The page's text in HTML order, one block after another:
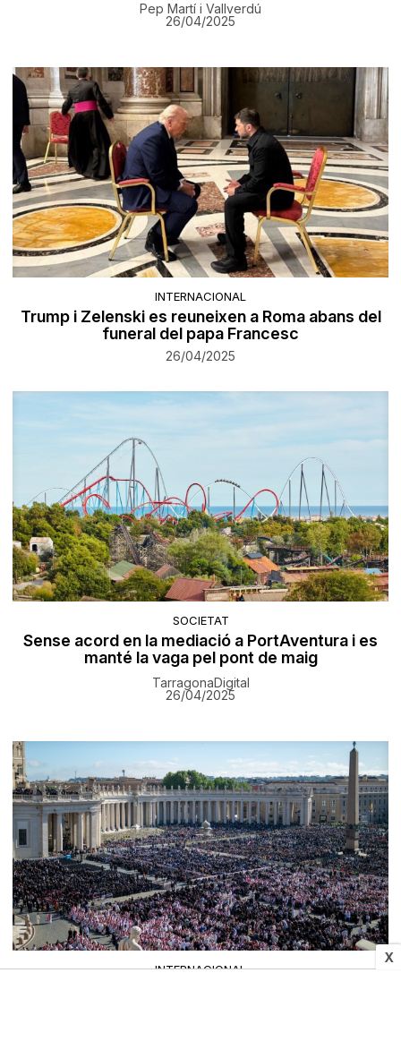
X
Pep Martí i Vallverdú
26/04/2025
INTERNACIONAL
Trump i Zelenski es reuneixen a Roma abans del
funeral del papa Francesc
26/04/2025
SOCIETAT
Sense acord en la mediació a PortAventura i es
manté la vaga pel pont de maig
TarragonaDigital
26/04/2025
INTERNACIONAL